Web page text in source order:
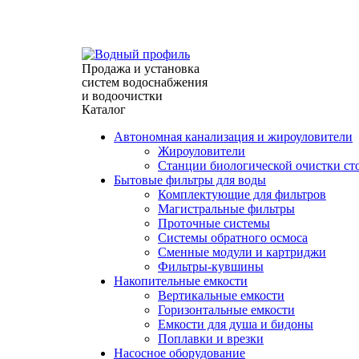
Продажа и установка
систем водоснабжения
и водоочистки
Каталог
Автономная канализация и жироуловители
Жироуловители
Станции биологической очистки
Бытовые фильтры для воды
Комплектующие для фильтров
Магистральные фильтры
Проточные системы
Системы обратного осмоса
Сменные модули и картриджи
Фильтры-кувшины
Накопительные емкости
Вертикальные емкости
Горизонтальные емкости
Емкости для душа и бидоны
Поплавки и врезки
Насосное оборудование